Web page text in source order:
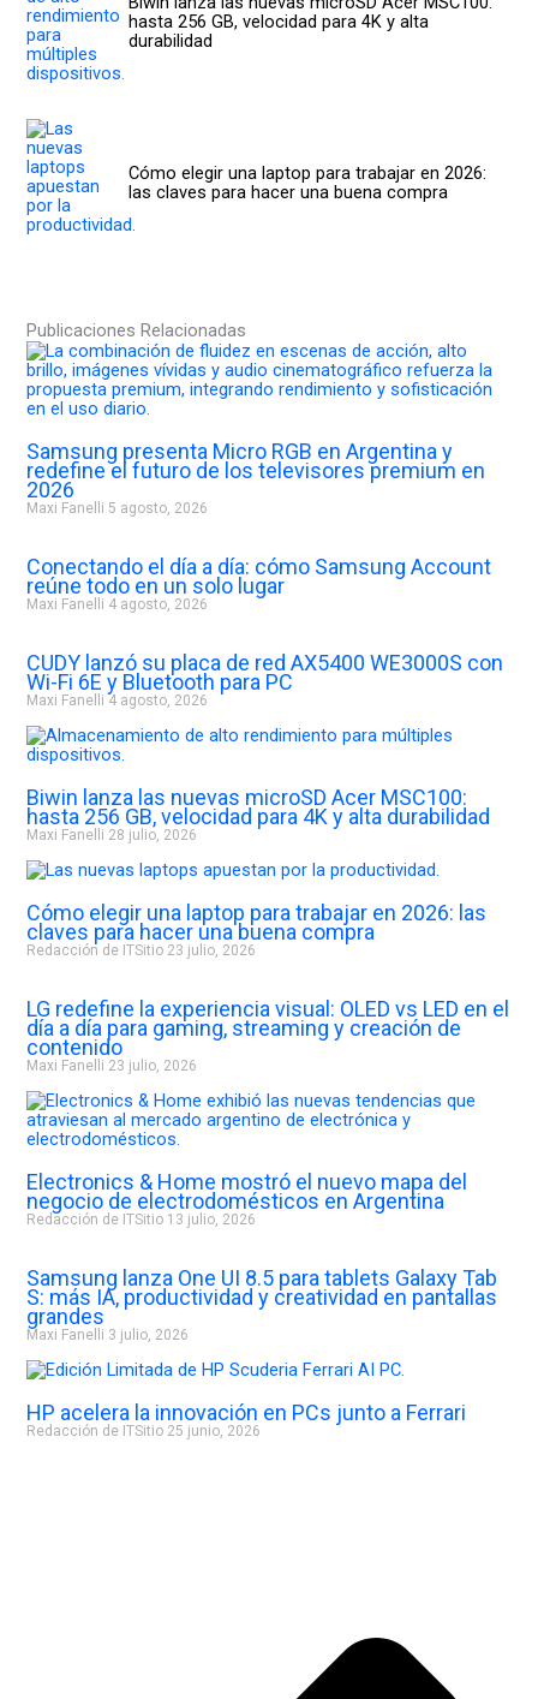
hasta 256 GB, velocidad para 4K y alta
durabilidad
Cómo elegir una laptop para trabajar en 2026:
las claves para hacer una buena compra
Publicaciones Relacionadas
Samsung presenta Micro RGB en Argentina y
redefine el futuro de los televisores premium en
2026
Maxi Fanelli 5 agosto, 2026
Conectando el día a día: cómo Samsung Account
reúne todo en un solo lugar
Maxi Fanelli 4 agosto, 2026
CUDY lanzó su placa de red AX5400 WE3000S con
Wi-Fi 6E y Bluetooth para PC
Maxi Fanelli4 agosto, 2026
Biwin lanza las nuevas microSD Acer MSC100:
hasta 256 GB, velocidad para 4K y alta durabilidad
Maxi Fanelli 28 julio, 2026
Cómo elegir una laptop para trabajar en 2026: las
claves para hacer una buena compra
Redacción de ITSitio 23 julio, 2026
LG redefine la experiencia visual: OLED vs LED en el
día a día para gaming, streaming y creación de
contenido
Maxi Fanelli 23 julio, 2026
Electronics & Home mostró el nuevo mapa del
negocio de electrodomésticos en Argentina
Redacción de ITSitio 13 julio, 2026
Samsung lanza One UI 8.5 para tablets Galaxy Tab
S: más IA, productividad y creatividad en pantallas
grandes
Maxi Fanelli 3 julio, 2026
HP acelera la innovación en PCs junto a Ferrari
Redacción de ITSitio 25 junio, 2026